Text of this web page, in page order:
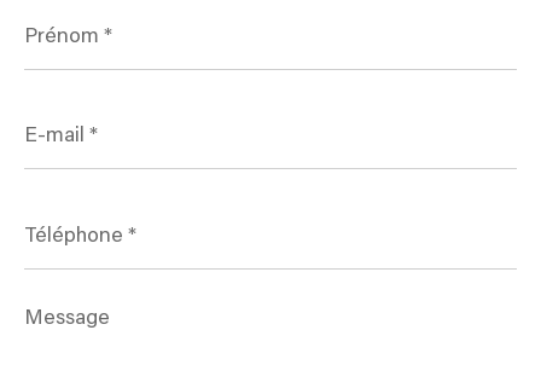
*
mail
*
Message